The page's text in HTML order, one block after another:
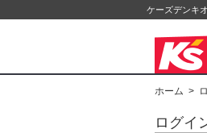
ケーズデンキ
ホーム >
ログイ